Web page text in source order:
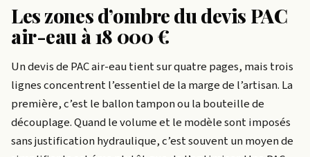
Les zones d’ombre du devis PAC
air-eau à 18 000 €
Un devis de PAC air-eau tient sur quatre pages, mais trois
lignes concentrent l’essentiel de la marge de l’artisan. La
première, c’est le ballon tampon ou la bouteille de
découplage. Quand le volume et le modèle sont imposés
sans justification hydraulique, c’est souvent un moyen de